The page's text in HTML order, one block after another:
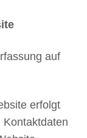
auf
erfolgt